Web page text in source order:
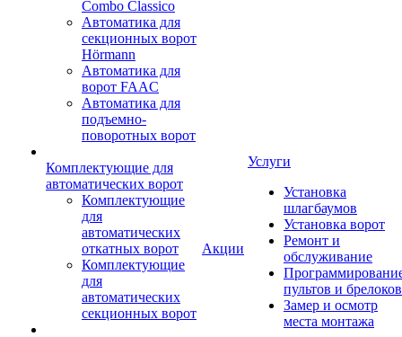
Combo Classico
Автоматика для
секционных ворот
Hörmann
Автоматика для
ворот FAAC
Автоматика для
подъемно-
поворотных ворот
Комплектующие для
автоматических ворот
Комплектующие
для
автоматических
откатных ворот
Комплектующие
для
автоматических
секционных ворот
Акции
Услуги
Установка
шлагбаумов
Установка ворот
Ремонт и
обслуживание
пультов и брелоков
Замер и осмотр
места монтажа